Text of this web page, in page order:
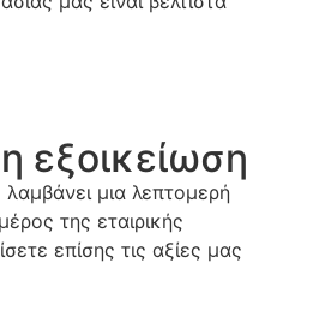
εξοικείωση
μια λεπτομερή
της εταιρικής
επίσης τις αξίες μας